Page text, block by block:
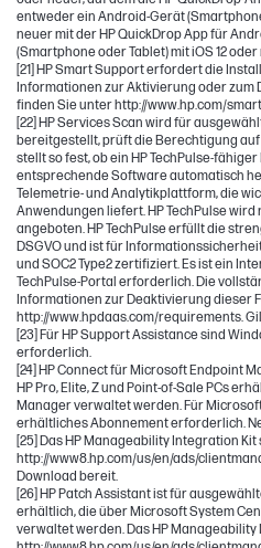
entweder ein Android-Gerät
neuer mit der HP QuickDrop App für
(Smartphone oder Tablet) mit iOS 12
[21] HP Smart Support erfordert die
Informationen zur Aktivierung oder zum
finden Sie unter http://www.hp.com/
[22] HP Services Scan wird für
bereitgestellt, prüft die Berechtigung
stellt so fest, ob ein HP TechPulse-
entsprechende Software automatisch
Telemetrie- und Analytikplattform, die
Anwendungen liefert. HP TechPulse
angeboten. HP TechPulse erfüllt die
DSGVO und ist für Informationssicherheit
und SOC2 Type2 zertifiziert. Es ist ein
TechPulse-Portal erforderlich. Die
Informationen zur Deaktivierung dieser
http://www.hpdaas.com/requirements.
[23] Für HP Support Assistance sind
erforderlich.
[24] HP Connect für Microsoft Endpoint
HP Pro, Elite, Z und Point-of-Sale PCs
Manager verwaltet werden. Für
erhältliches Abonnement erforderlich.
[25] Das HP Manageability Integration
http://www8.hp.com/us/en/ads/
Download bereit.
[26] HP Patch Assistant ist für
erhältlich, die über Microsoft System
verwaltet werden. Das HP